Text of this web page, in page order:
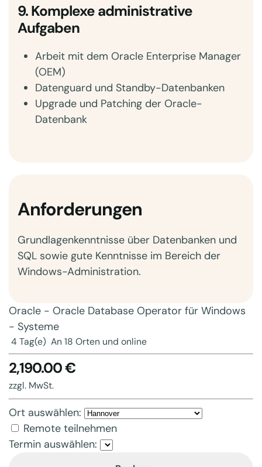
9. Komplexe administrative
Aufgaben
Arbeit mit dem Oracle Enterprise Manager
(OEM)
Datenguard und Standby-Datenbanken
Upgrade und Patching der Oracle-
Datenbank
Anforderungen
Grundlagenkenntnisse über Datenbanken und
SQL sowie gute Kenntnisse im Bereich der
Windows-Administration.
Oracle - Oracle Database Operator für Windows
- Systeme
4 Tag(e) An 18 Orten und online
2,190.00 €
zzgl. MwSt.
Ort auswählen:
Remote teilnehmen
Termin auswählen: